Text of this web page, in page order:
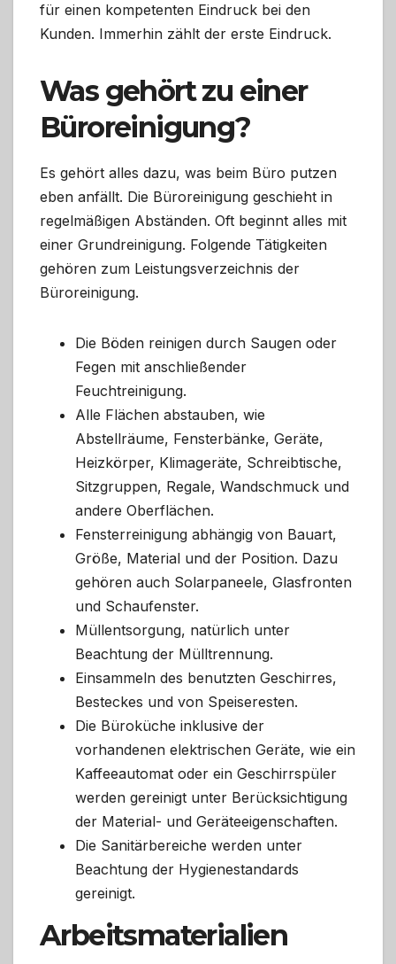
für einen kompetenten Eindruck bei den
Kunden. Immerhin zählt der erste Eindruck.
Was gehört zu einer
Büroreinigung?
Es gehört alles dazu, was beim Büro putzen
eben anfällt. Die Büroreinigung geschieht in
regelmäßigen Abständen. Oft beginnt alles mit
einer Grundreinigung. Folgende Tätigkeiten
gehören zum Leistungsverzeichnis der
Büroreinigung.
Die Böden reinigen durch Saugen oder
Fegen mit anschließender
Feuchtreinigung.
Alle Flächen abstauben, wie
Abstellräume, Fensterbänke, Geräte,
Heizkörper, Klimageräte, Schreibtische,
Sitzgruppen, Regale, Wandschmuck und
andere Oberflächen.
Fensterreinigung abhängig von Bauart,
Größe, Material und der Position. Dazu
gehören auch Solarpaneele, Glasfronten
und Schaufenster.
Müllentsorgung, natürlich unter
Beachtung der Mülltrennung.
Einsammeln des benutzten Geschirres,
Besteckes und von Speiseresten.
Die Büroküche inklusive der
vorhandenen elektrischen Geräte, wie ein
Kaffeeautomat oder ein Geschirrspüler
werden gereinigt unter Berücksichtigung
der Material- und Geräteeigenschaften.
Die Sanitärbereiche werden unter
Beachtung der Hygienestandards
gereinigt.
Arbeitsmaterialien